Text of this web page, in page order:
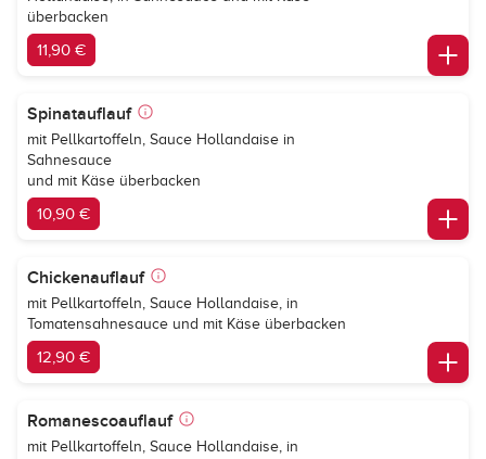
überbacken
11,90 €
Spinatauflauf
mit Pellkartoffeln, Sauce Hollandaise in
Sahnesauce
und mit Käse überbacken
10,90 €
Chickenauflauf
mit Pellkartoffeln, Sauce Hollandaise, in
Tomatensahnesauce und mit Käse überbacken
12,90 €
Romanescoauflauf
mit Pellkartoffeln, Sauce Hollandaise, in